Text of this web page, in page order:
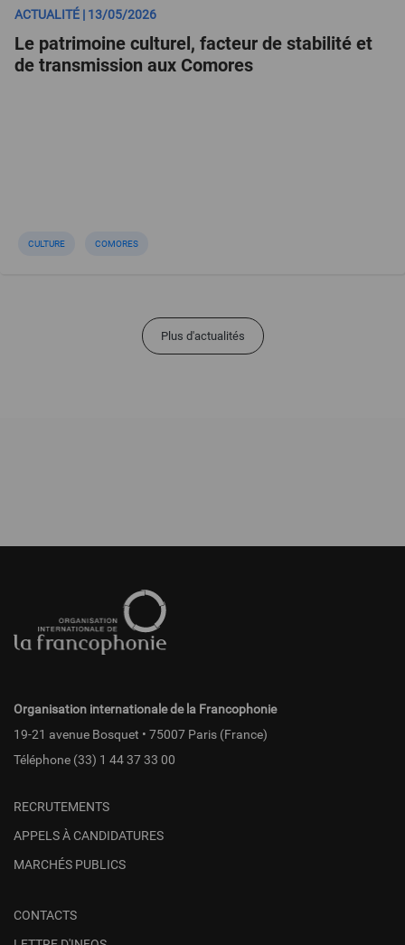
ACTUALITÉ | 13/05/2026
Le patrimoine culturel, facteur de stabilité et
de transmission aux Comores
CULTURE COMORES
Plus d'actualités
page
Organisation internationale de la Francophonie
19-21 avenue Bosquet • 75007 Paris (France)
Téléphone (33) 1 44 37 33 00
RECRUTEMENTS
APPELS À CANDIDATURES
MARCHÉS PUBLICS
CONTACTS